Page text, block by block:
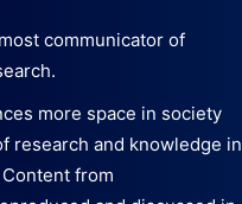
communicator of
more space in society
research and knowledge in
from